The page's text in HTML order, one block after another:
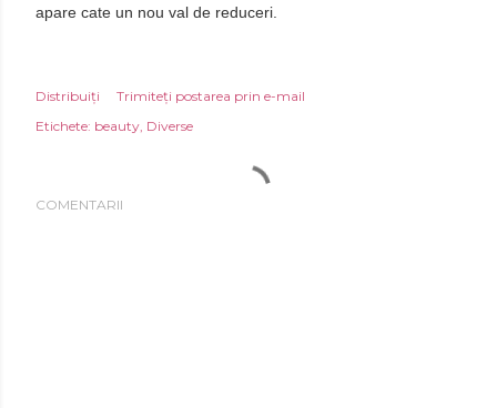
apare cate un nou val de reduceri.
Distribuiți
Trimiteți postarea prin e-mail
Etichete: beauty Diverse
COMENTARII